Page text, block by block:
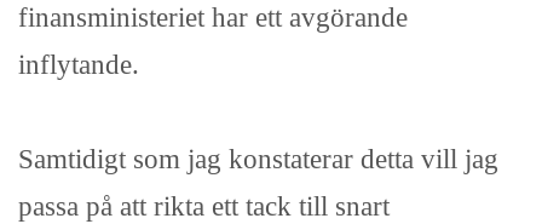
finansministeriet har ett avgörande
inflytande.
Samtidigt som jag konstaterar detta vill jag
passa på att rikta ett tack till snart